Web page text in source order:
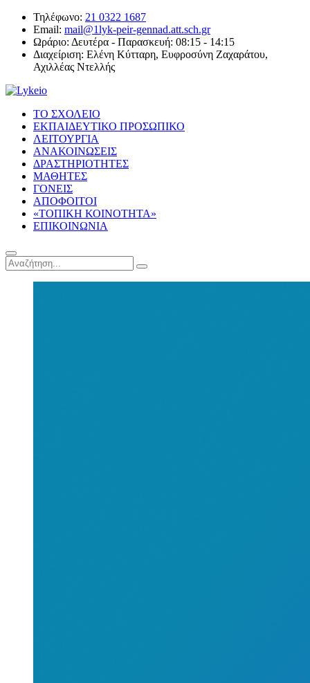
Τηλέφωνο: 21 0322 1687
Email: mail@1lyk-peir-gennad.att.sch.gr
Ωράριο: Δευτέρα - Παρασκευή: 08:15 - 14:15
Διαχείριση: Ελένη Κύτταρη, Ευφροσύνη Ζαχαράτου,
Αχιλλέας Ντελλής
ΤΟ ΣΧΟΛΕΙΟ
ΕΚΠΑΙΔΕΥΤΙΚΟ ΠΡΟΣΩΠΙΚΟ
ΛΕΙΤΟΥΡΓΙΑ
ΑΝΑΚΟΙΝΩΣΕΙΣ
ΔΡΑΣΤΗΡΙΟΤΗΤΕΣ
ΜΑΘΗΤΕΣ
ΓΟΝΕΙΣ
ΑΠΟΦΟΙΤΟΙ
«ΤΟΠΙΚΗ ΚΟΙΝΟΤΗΤΑ»
ΕΠΙΚΟΙΝΩΝΙΑ